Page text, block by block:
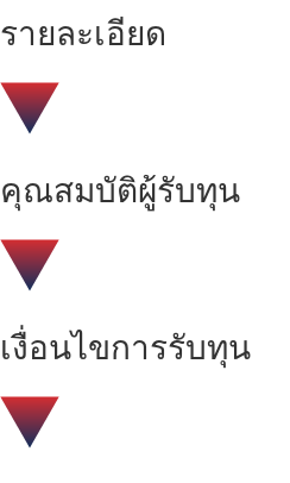
รายละเอียด
คุณสมบัติผู้รับทุน
เงื่อนไขการรับทุน